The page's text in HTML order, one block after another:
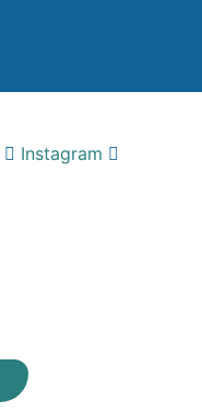
Instagram